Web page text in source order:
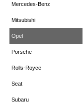
Mercedes-Benz
Mitsubishi
Opel
Porsche
Rolls-Royce
Seat
Subaru